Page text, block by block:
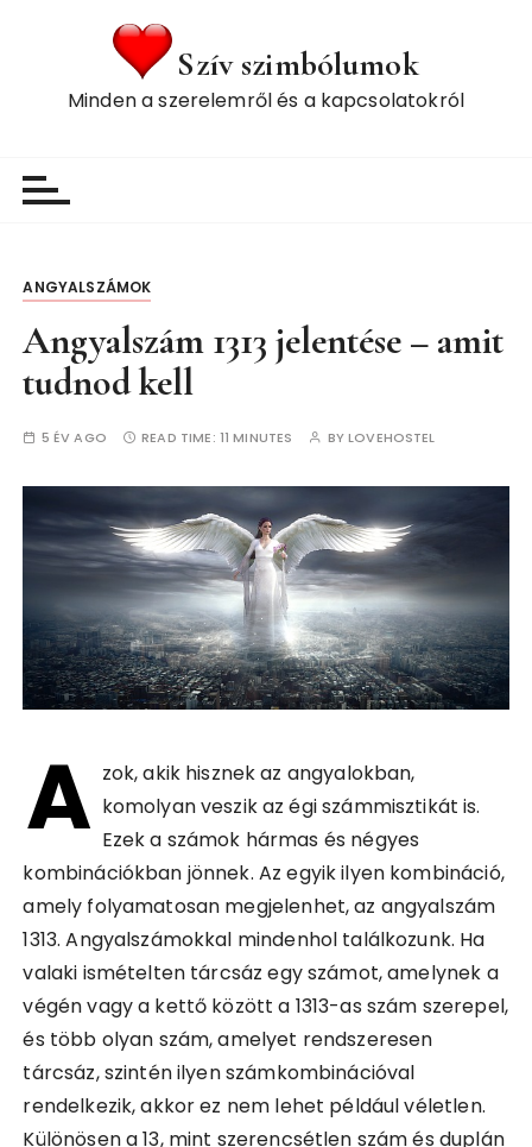
Szív szimbólumok
Minden a szerelemről és a kapcsolatokról
ANGYALSZÁMOK
Angyalszám 1313 jelentése – amit
tudnod kell
5 ÉV AGO READ TIME: 11 MINUTES BYLOVEHOSTEL
A zok, akik hisznek az angyalokban,
komolyan veszik az égi számmisztikát is.
Ezek a számok hármas és négyes
kombinációkban jönnek. Az egyik ilyen kombináció,
amely folyamatosan megjelenhet, az angyalszám
1313. Angyalszámokkal mindenhol találkozunk. Ha
valaki ismételten tárcsáz egy számot, amelynek a
végén vagy a kettő között a 1313-as szám szerepel,
és több olyan szám, amelyet rendszeresen
tárcsáz, szintén ilyen számkombinációval
rendelkezik, akkor ez nem lehet például véletlen.
Különösen a 13, mint szerencsétlen szám és duplán